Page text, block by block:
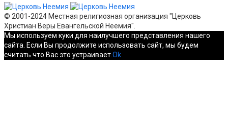
© 2001-2024 Местная религиозная организация "Церковь
Христиан Веры Евангельской Неемия".
Мы используем куки для наилучшего представления нашего
сайта. Если Вы продолжите использовать сайт, мы будем
считать что Вас это устраивает.Ok